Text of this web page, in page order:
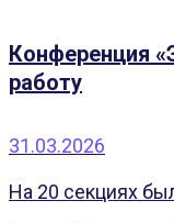
Конференция
работу
31.03.2026
На 20 секциях